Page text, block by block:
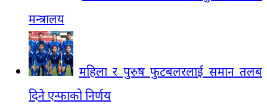
मन्त्रालय
महिला र पुरुष फुटबलरलाई समान तलब
दिने एन्फाको निर्णय